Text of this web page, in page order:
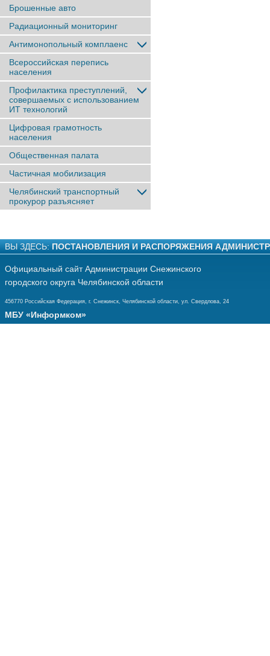
Брошенные авто
Радиационный мониторинг
Антимонопольный комплаенс
Всероссийская перепись
населения
Профилактика преступлений,
совершаемых с использованием
ИТ технологий
Цифровая грамотность
населения
Общественная палата
Частичная мобилизация
Челябинский транспортный
прокурор разъясняет
ВЫ ЗДЕСЬ: ПОСТАНОВЛЕНИЯ И РАСПОРЯЖЕНИЯ
Официальный сайт Администрации Снежинского
городского округа Челябинской области
456770 Российская Федерация, г. Снежинск, Челябинской области, ул. Свердлова, 24
МБУ «Информком»